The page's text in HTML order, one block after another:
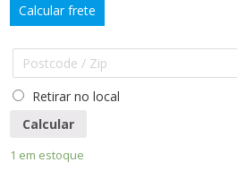
Calcular frete
Retirar no local
Calcular
1 em estoque